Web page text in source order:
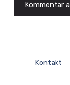
Kontakt